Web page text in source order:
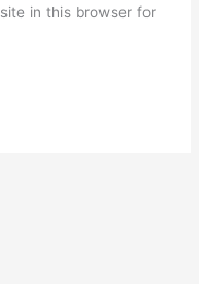
in this browser for